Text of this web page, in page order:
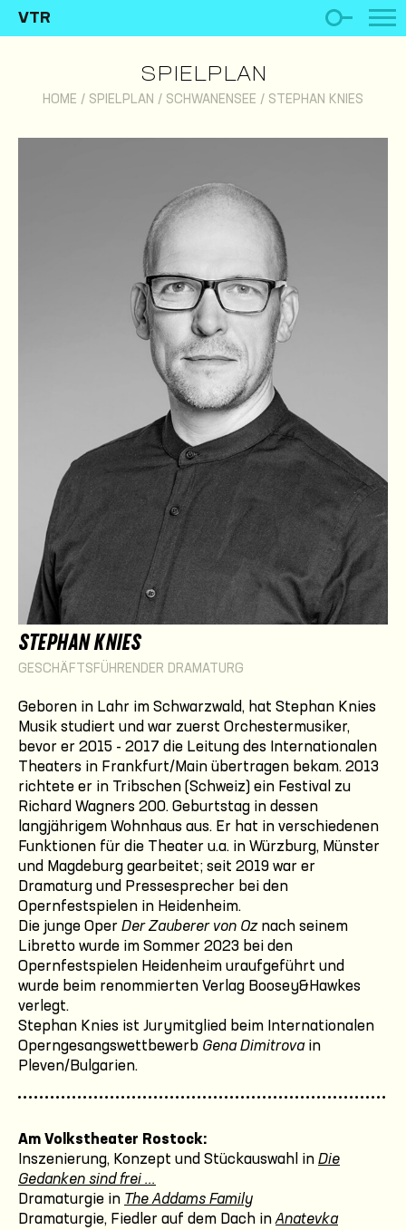
VTR
SPIELPLAN
HOME / SPIELPLAN / SCHWANENSEE / STEPHAN KNIES
STEPHAN KNIES
GESCHÄFTSFÜHRENDER DRAMATURG
Geboren in Lahr im Schwarzwald, hat Stephan Knies
Musik studiert und war zuerst Orchestermusiker,
bevor er 2015 - 2017 die Leitung des Internationalen
Theaters in Frankfurt/Main übertragen bekam. 2013
richtete er in Tribschen (Schweiz) ein Festival zu
Richard Wagners 200. Geburtstag in dessen
langjährigem Wohnhaus aus. Er hat in verschiedenen
Funktionen für die Theater u.a. in Würzburg, Münster
und Magdeburg gearbeitet; seit 2019 war er
Dramaturg und Pressesprecher bei den
Opernfestspielen in Heidenheim.
Die junge Oper Der Zauberer von Oznach seinem
Libretto wurde im Sommer 2023 bei den
Opernfestspielen Heidenheim uraufgeführt und
wurde beim renommierten Verlag Boosey&Hawkes
verlegt.
Stephan Knies ist Jurymitglied beim Internationalen
Operngesangswettbewerb Gena Dimitrovain
Pleven/Bulgarien.
Am Volkstheater Rostock:
Inszenierung, Konzept und Stückauswahl in Die
Gedanken sind frei ...
Dramaturgie in The Addams Family
Dramaturgie, Fiedler auf dem Dach in Anatevka